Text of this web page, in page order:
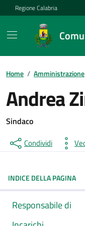
Vai ai contenuti
Vai al footer
Regione Calabria
Home / Amministrazione
Andrea
Sindaco
Condividi
INDICE DELLA PAGINA
Responsabile di